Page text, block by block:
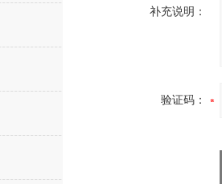
补充说明：
验证码：